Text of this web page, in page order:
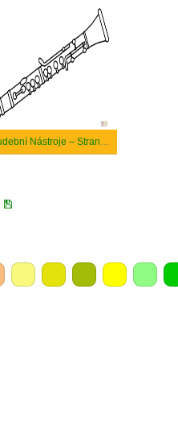
Hudební Nástroje – Strana 3